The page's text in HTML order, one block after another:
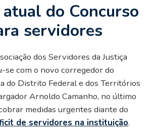
do Concurso
servidores
dos Servidores da Justiça
se com o novo corregedor do
do Distrito Federal e dos Territórios
Arnoldo Camanho, no último
medidas urgentes diante do
de servidores na instituição.